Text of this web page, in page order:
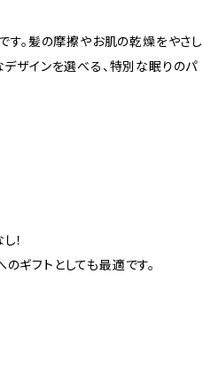
す。髪の摩擦やお肌の乾燥をやさし
デザインを選べる、特別な眠りのパ
！
ギフトとしても最適です。